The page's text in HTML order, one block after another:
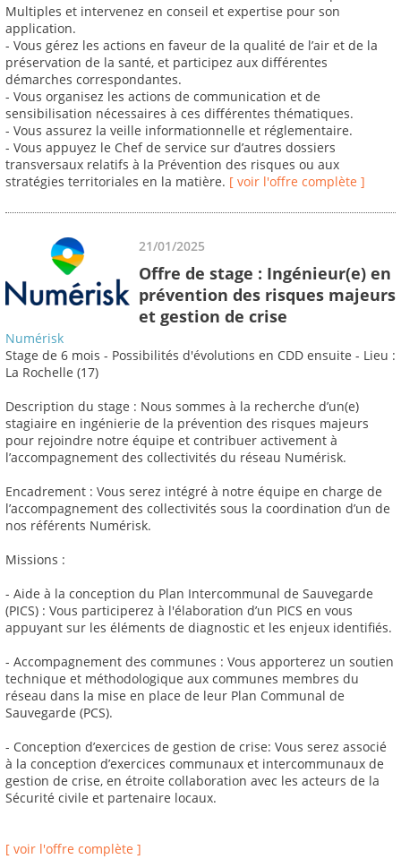
Multiples et intervenez en conseil et expertise pour son
application.
- Vous gérez les actions en faveur de la qualité de l’air et de la
préservation de la santé, et participez aux différentes
démarches correspondantes.
- Vous organisez les actions de communication et de
sensibilisation nécessaires à ces différentes thématiques.
- Vous assurez la veille informationnelle et réglementaire.
- Vous appuyez le Chef de service sur d’autres dossiers
transversaux relatifs à la Prévention des risques ou aux
stratégies territoriales en la matière. [ voir l'offre complète ]
21/01/2025
Offre de stage : Ingénieur(e) en
prévention des risques majeurs
et gestion de crise
Numérisk
Stage de 6 mois - Possibilités d'évolutions en CDD ensuite - Lieu :
La Rochelle (17)
Description du stage : Nous sommes à la recherche d’un(e)
stagiaire en ingénierie de la prévention des risques majeurs
pour rejoindre notre équipe et contribuer activement à
l’accompagnement des collectivités du réseau Numérisk.
Encadrement : Vous serez intégré à notre équipe en charge de
l’accompagnement des collectivités sous la coordination d’un de
nos référents Numérisk.
Missions :
- Aide à la conception du Plan Intercommunal de Sauvegarde
(PICS) : Vous participerez à l'élaboration d’un PICS en vous
appuyant sur les éléments de diagnostic et les enjeux identifiés.
- Accompagnement des communes : Vous apporterez un soutien
technique et méthodologique aux communes membres du
réseau dans la mise en place de leur Plan Communal de
Sauvegarde (PCS).
- Conception d’exercices de gestion de crise: Vous serez associé
à la conception d’exercices communaux et intercommunaux de
gestion de crise, en étroite collaboration avec les acteurs de la
Sécurité civile et partenaire locaux.
[ voir l'offre complète ]